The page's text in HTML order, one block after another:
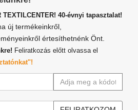
40-évnyi tapasztalat!
új termékeinkről,
értesíthetnénk Önt.
Feliratkozás előtt olvassa el